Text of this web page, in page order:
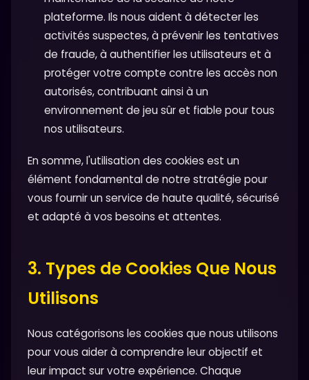
plateforme. Ils nous aident à détecter les
activités suspectes, à prévenir les tentatives
de fraude, à authentifier les utilisateurs et à
protéger votre compte contre les accès non
autorisés, contribuant ainsi à un
environnement de jeu sûr et fiable pour tous
nos utilisateurs.
En somme, l'utilisation des cookies est un
élément fondamental de notre stratégie pour
vous fournir un service de haute qualité, sécurisé
et adapté à vos besoins et attentes.
3. Types de Cookies Que Nous
Utilisons
Nous catégorisons les cookies que nous utilisons
pour vous aider à comprendre leur objectif et
leur impact sur votre expérience. Chaque